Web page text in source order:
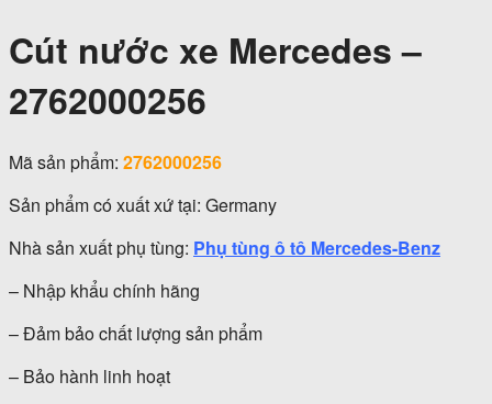
Cút nước xe Mercedes –
2762000256
Mã sản phẩm: 2762000256
Sản phẩm có xuất xứ tại: Germany
Nhà sản xuất phụ tùng: Phụ tùng ô tô Mercedes-Benz
– Nhập khẩu chính hãng
– Đảm bảo chất lượng sản phẩm
– Bảo hành linh hoạt